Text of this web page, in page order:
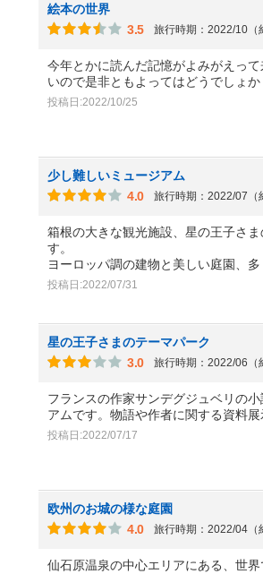
絵本の世界
3.5
旅行時期：2022/10（
今年とかに読んだ記憶がよみがえっ
いので是非ともよってはどうでしょ
投稿日:2022/10/25
少し難しいミュージアム
4.0
旅行時期：2022/07（
箱根の大きな観光施設、星の王子さ
す。
ヨーロッパ調の建物と美しい庭園、多
投稿日:2022/07/31
星の王子さまのテーマパーク
3.0
旅行時期：2022/06（
フランスの作家サンデグジュベリの
アムです。物語や作者に関する資料
投稿日:2022/07/17
欧州のお城の様な庭園
4.0
旅行時期：2022/04（
仙石原温泉の中心エリアにある、世